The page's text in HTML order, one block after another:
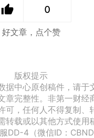
0
好文章，点个赞
版权提示
据中心原创稿件，请于
章完整性。非第一财经
可，任何人不得复制、
转载或以其他方式使用
DD-4（微信ID：